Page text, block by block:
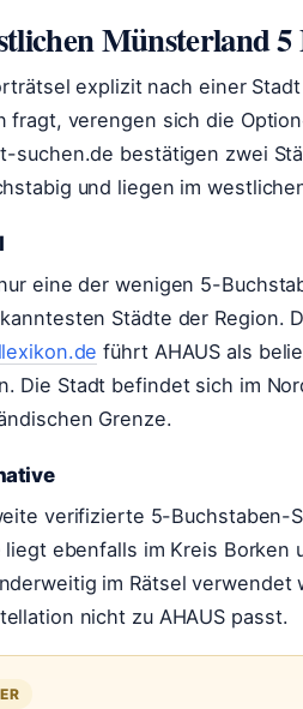
Münsterland 5
explizit nach einer
fragt, verengen sich die
suchen.de bestätigen zwei
und liegen im
eine der wenigen 5-
Städte der Region.
führt AHAUS als
Die Stadt befindet sich im
Grenze.
verifizierte 5-Buchstaben-
liegt ebenfalls im Kreis Borken
im Rätsel verwendet
nicht zu AHAUS passt.